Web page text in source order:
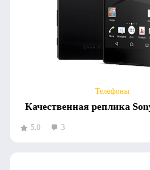
Телефоны
Качественная реплика
5.0 3